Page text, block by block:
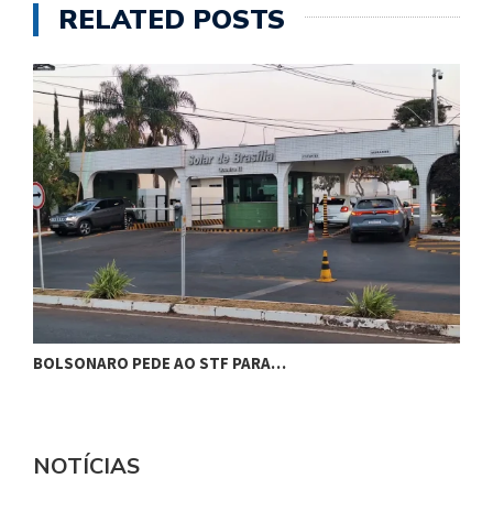
RELATED POSTS
BOLSONARO PEDE AO STF PARA…
NOTÍCIAS